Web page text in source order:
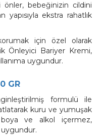
bebeğinizin cildini
yapısıyla ekstra rahatlık
için özel olarak
Önleyici Bariyer Kremi,
uygundur.
GR
formulü ile
kuru ve yumuşak
boya ve alkol içermez,